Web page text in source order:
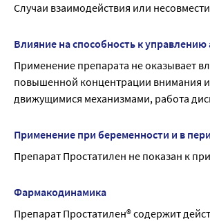
Случаи взаимодействия или
Влияние на способность к
Применение препарата не оказывает
повышенной концентрации внимания
движущимися механизмами, работа
Применение при беременности и в
Препарат Простатилен не показан к
Фармакодинамика
Препарат Простатилен® содержит